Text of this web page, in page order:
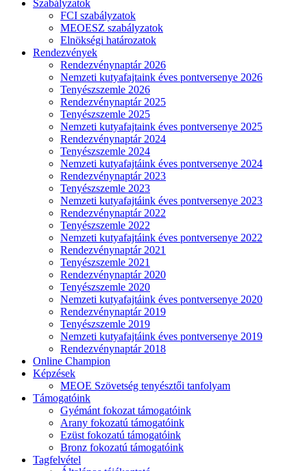
Szabályzatok
FCI szabályzatok
MEOESZ szabályzatok
Elnökségi határozatok
Rendezvények
Rendezvénynaptár 2026
Nemzeti kutyafajtaink éves pontversenye 2026
Tenyészszemle 2026
Rendezvénynaptár 2025
Tenyészszemle 2025
Nemzeti kutyafajtaink éves pontversenye 2025
Rendezvénynaptár 2024
Tenyészszemle 2024
Nemzeti kutyafajtáink éves pontversenye 2024
Rendezvénynaptár 2023
Tenyészszemle 2023
Nemzeti kutyafajtáink éves pontversenye 2023
Rendezvénynaptár 2022
Tenyészszemle 2022
Nemzeti kutyafajtáink éves pontversenye 2022
Rendezvénynaptár 2021
Tenyészszemle 2021
Rendezvénynaptár 2020
Tenyészszemle 2020
Nemzeti kutyafajtáink éves pontversenye 2020
Rendezvénynaptár 2019
Tenyészszemle 2019
Nemzeti kutyafajtáink éves pontversenye 2019
Rendezvénynaptár 2018
Online Champion
Képzések
MEOE Szövetség tenyésztői tanfolyam
Támogatóink
Gyémánt fokozat támogatóink
Arany fokozatú támogatóink
Ezüst fokozatú támogatóink
Bronz fokozatú támogatóink
Tagfelvétel